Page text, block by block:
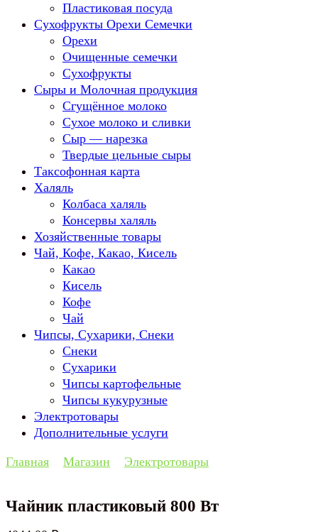
Пластиковая посуда
Сухофрукты Орехи Семечки
Орехи
Очищенные семечки
Сухофрукты
Сыры и Молочная продукция
Сгущённое молоко
Сухое молоко и сливки
Сыр — нарезка
Твердые цельные сыры
Таксофонная карта
Халяль
Колбаса халяль
Консервы халяль
Хозяйственные товары
Чай, Кофе, Какао, Кисель
Какао
Кисель
Кофе
Чай
Чипсы, Сухарики, Снеки
Снеки
Сухарики
Чипсы картофельные
Чипсы кукурузные
Электротовары
Дополнительные услуги
Главная Магазин Электротовары
Чайник пластиковый 800 Вт